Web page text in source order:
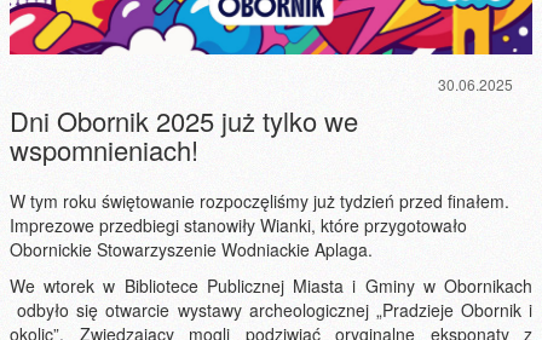
30.06.2025
Dni Obornik 2025 już tylko we
wspomnieniach!
W tym roku świętowanie rozpoczęliśmy już tydzień przed finałem.
Imprezowe przedbiegi stanowiły Wianki, które przygotowało
Obornickie Stowarzyszenie Wodniackie Aplaga.
We wtorek w Bibliotece Publicznej Miasta i Gminy w Obornikach
odbyło się otwarcie wystawy archeologicznej „Pradzieje Obornik i
okolic”. Zwiedzający mogli podziwiać oryginalne eksponaty z